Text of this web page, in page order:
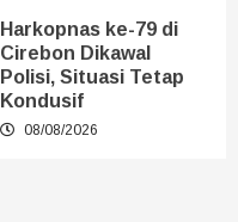
Harkopnas ke-79 di
Cirebon Dikawal
Polisi, Situasi Tetap
Kondusif
08/08/2026